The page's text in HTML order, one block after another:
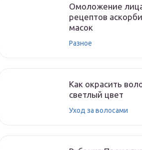
Омоложение
рецептов
масок
Разное
Как окрасить
светлый цвет
Уход за волосами